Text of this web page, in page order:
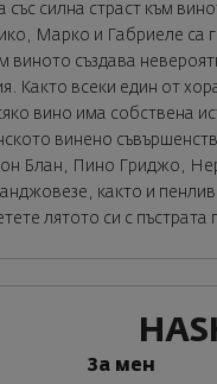
със силна страст към
Марко и Габриеле са
виното създава
Както всеки един от
вино има собствена
винено
Блан, Пино Гриджо,
както и
лятото си с пъстрата
За мен